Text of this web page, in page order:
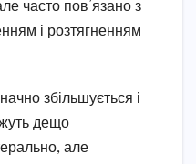
часто пов’язано з
і розтягненням
збільшується і
дещо
але